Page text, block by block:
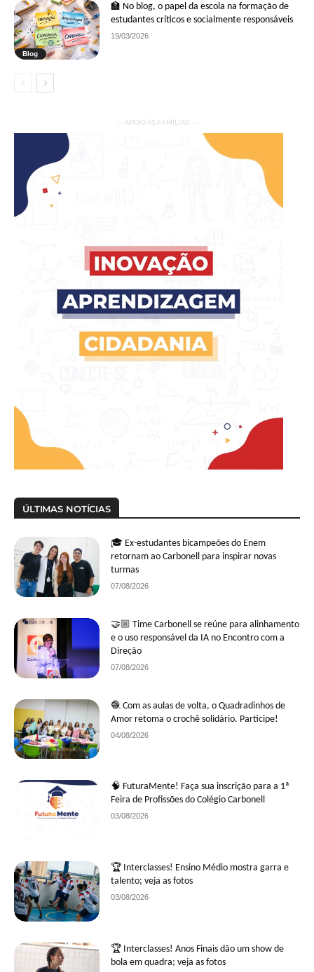
Blog
🏫 No blog, o papel da escola na formação de
estudantes críticos e socialmente responsáveis
19/03/2026
— APOIO ÀS FAMÍLIAS —
ÚLTIMAS NOTÍCIAS
🎓 Ex-estudantes bicampeões do Enem
retornam ao Carbonell para inspirar novas
turmas
07/08/2026
🤝🏼 Time Carbonell se reúne para alinhamento
e o uso responsável da IA no Encontro com a
Direção
07/08/2026
🧶 Com as aulas de volta, o Quadradinhos de
Amor retoma o crochê solidário. Participe!
04/08/2026
🧠 FuturaMente! Faça sua inscrição para a 1ª
Feira de Profissões do Colégio Carbonell
03/08/2026
🏆 Interclasses! Ensino Médio mostra garra e
talento; veja as fotos
03/08/2026
🏆 Interclasses! Anos Finais dão um show de
bola em quadra; veja as fotos